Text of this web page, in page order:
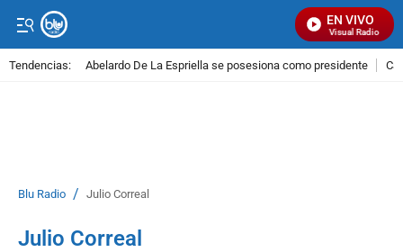
EN VIVO
Señal Visual Radio
Tendencias: Abelardo De La Espriella se posesiona como presidente
Blu Radio / Julio Correal
Julio Correal